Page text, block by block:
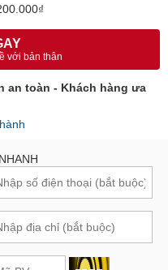
với bản thân
an toàn - Khách hàng ưa